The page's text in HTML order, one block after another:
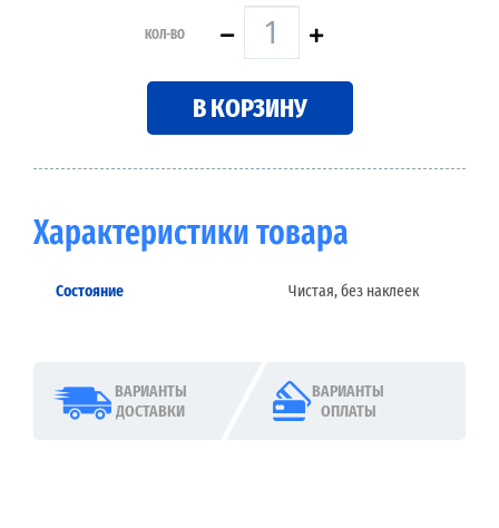
КОЛ-ВО
В КОРЗИНУ
Характеристики товара
Состояние Чистая, без наклеек
ВАРИАНТЫ
ДОСТАВКИ
ВАРИАНТЫ
ОПЛАТЫ